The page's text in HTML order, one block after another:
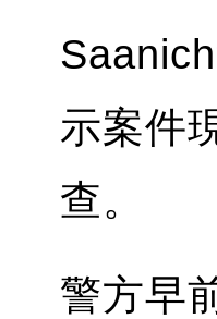
示案件
查。
警方早